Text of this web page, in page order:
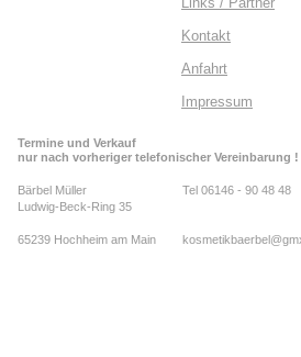
Kontakt
Anfahrt
Impressum
Termine und Verkauf
nur nach vorheriger telefonischer Vereinbarung !
Bärbel Müller
Tel 06146 - 90 48 48
Ludwig-Beck-Ring 35
65239 Hochheim am Main